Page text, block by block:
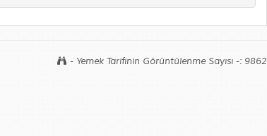
- Yemek Tarifinin Görüntülenme Sayısı -: 9862